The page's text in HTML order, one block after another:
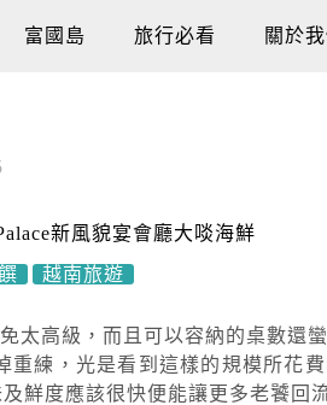
富國島 旅行必看 關於
新風貌宴會廳大啖海鮮
越南旅遊
太高級，而且可以容納的桌數還
練，光是看到這樣的規模所花
鮮度應該很快便能讓更多老饕回